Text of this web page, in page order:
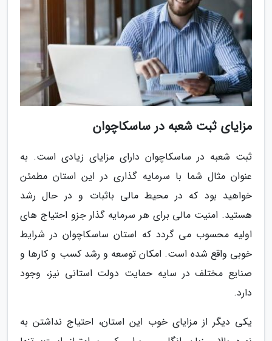
مزایای ثبت شعبه در ساسکاچوان
ثبت شعبه در ساسکاچوان دارای مزایای زیادی است. به
عنوان مثال شما با سرمایه گذاری در این استان مطمئن
خواهید بود که در محیط مالی باثبات و در حال رشد
هستید. امنیت مالی برای هر سرمایه گذار جزو احتیاج های
اولیه محسوب می گردد که استان ساسکاچوان در شرایط
خوبی واقع شده است. امکان توسعه و رشد کسب و کارها و
صنایع مختلف در سایه حمایت دولت استانی نیز، وجود
دارد.
یکی دیگر از مزایای خوب این استان، احتیاج نداشتن به